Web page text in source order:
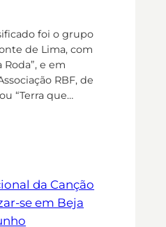
foi o grupo
de Lima, com
Roda”, e em
RBF, de
“Terra que…